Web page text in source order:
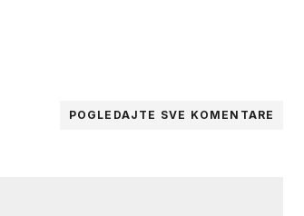
POGLEDAJTE SVE KOMENTARE